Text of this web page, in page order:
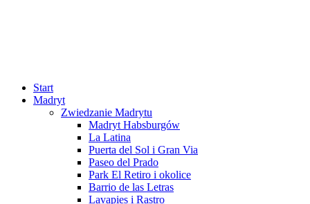
Start
Madryt
Zwiedzanie Madrytu
Madryt Habsburgów
La Latina
Puerta del Sol i Gran Via
Paseo del Prado
Park El Retiro i okolice
Barrio de las Letras
Lavapies i Rastro